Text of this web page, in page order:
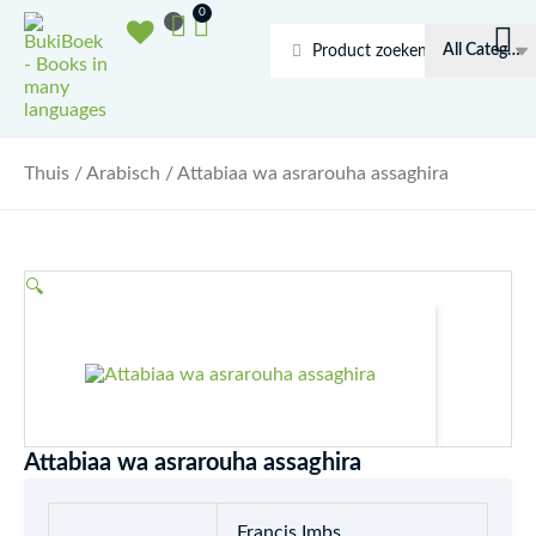
Doorgaan
naar
inhoud
Search
0
Winkelwagen
Thuis /Arabisch / Attabiaa wa asrarouha assaghira
🔍
Attabiaa wa asrarouha assaghira